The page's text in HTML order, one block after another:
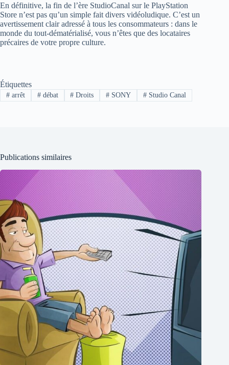
En définitive, la fin de l’ère StudioCanal sur le PlayStation
Store n’est pas qu’un simple fait divers vidéoludique. C’est un
avertissement clair adressé à tous les consommateurs : dans le
monde du tout-dématérialisé, vous n’êtes que des locataires
précaires de votre propre culture.
Étiquettes
#arrêt #débat # Droits # SONY # Studio Canal
Publications similaires